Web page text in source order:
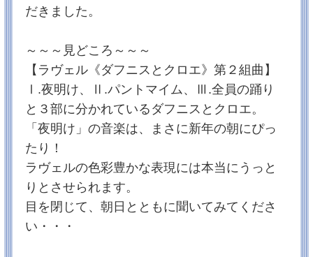
入り！都響の最新CDを5名にプレゼント！
あけましておめでとうございます。ことしも皆様にと
って素敵な音楽との出会いがありますように！
番組アンケートにお答えいただいた方の中から抽選
で、矢部達哉さんサイン入り！都響の最新CDをプレゼ
ントします♪
※番組終了後より応募開始いたします！
◆都響の最新CD◆
シルヴェストロフ（ジース編曲）：ウクライナへの祈
り（2014/2022） ※日本初演
R.シュトラウス：交響詩《英雄の生涯》 Op.40
【指揮】大野和士【ヴァイオリン】矢部達哉 （都響 ソ
ロ・コンサートマスター）
(録音：2022年4月21日／東京オペラシティ コンサート
ホール）
応募フォームはこちら！1月1日（水･祝）午前10時～1
だきました。
～～～見どころ～～～
【ラヴェル《ダフニスとクロエ》第２組曲】
Ⅰ.夜明け、Ⅱ.パントマイム、Ⅲ.全員の踊り
と３部に分かれているダフニスとクロエ。
「夜明け」の音楽は、まさに新年の朝にぴっ
たり！
ラヴェルの色彩豊かな表現には本当にうっと
りとさせられます。
目を閉じて、朝日とともに聞いてみてくださ
い・・・